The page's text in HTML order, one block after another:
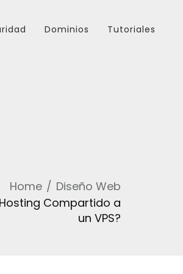
Dominios Tutoriales
Home
Diseño Web
Compartido a
un VPS?